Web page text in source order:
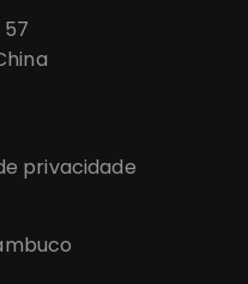
privacidade